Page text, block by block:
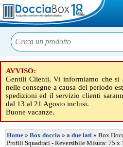
AVVISO:
Gentili Clienti, Vi informiamo che si
nelle consegne a causa del periodo
spedizioni ed il servizio clienti
dal 13 al 21 Agosto inclusi.
Buone vacanze.
Home » Box doccia » a due lati » Box
Profili Squadrati - Reversibile Misura: 75 x